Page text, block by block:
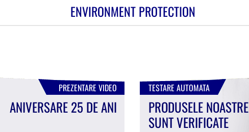
ENVIRONMENT PROTECTION
PREZENTARE VIDEO
ANIVERSARE 25 DE ANI
TESTARE AUTOMATA
PRODUSELE NOASTRE
SUNT VERIFICATE